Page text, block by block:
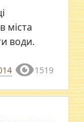
міста
води.
1519